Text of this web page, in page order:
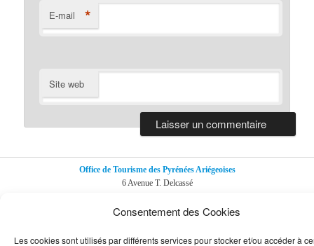
Consentement des Cookies
Les cookies sont utilisés par différents services pour stocker et/ou accéder à
E-mail *
Site web
Office de Tourisme des Pyrénées Ariégeoises
6 Avenue T. Delcassé